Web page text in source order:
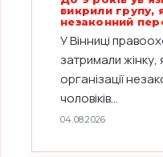
викрили групу,
незаконний
У Вінниці
затримали жінку,
організації
чоловіків...
04.08.2026